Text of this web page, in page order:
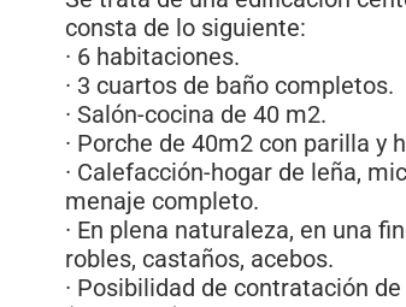
consta de lo siguiente:
· 6 habitaciones.
· 3 cuartos de baño completos.
· Salón-cocina de 40 m2.
· Porche de 40m2 con parilla y
· Calefacción-hogar de leña,
menaje completo.
· En plena naturaleza, en una
robles, castaños, acebos.
· Posibilidad de contratación